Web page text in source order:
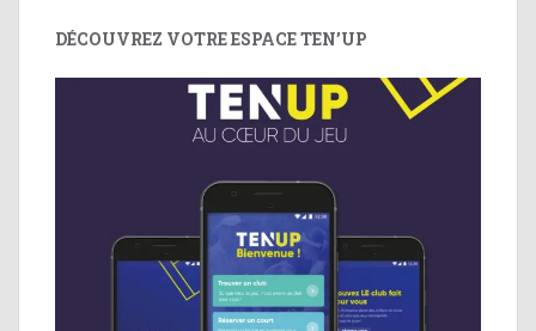
DÉCOUVREZ VOTRE ESPACE TEN’UP